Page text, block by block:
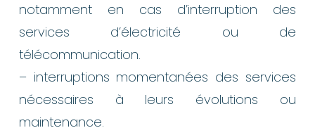
notamment en cas d’interruption des
services d’électricité ou de
télécommunication.
– interruptions momentanées des services
nécessaires à leurs évolutions ou
maintenance.